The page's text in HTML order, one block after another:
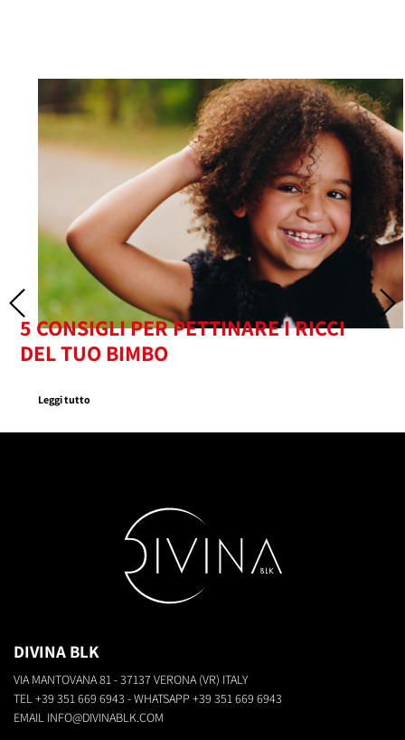
5 CONSIGLI PER PETTINARE I RICCI
DEL TUO BIMBO
Leggi tutto
DIVINA BLK
VIA MANTOVANA 81 - 37137 VERONA (VR) ITALY
TEL +39 351 669 6943 - WHATSAPP +39 351 669 6943
EMAIL INFO@DIVINABLK.COM